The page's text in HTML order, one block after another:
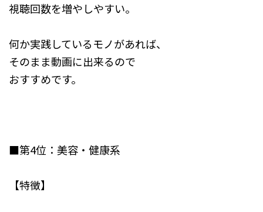
視聴回数を増やしやすい。
何か実践しているモノがあれば、
そのまま動画に出来るので
おすすめです。
■第4位：美容・健康系
【特徴】